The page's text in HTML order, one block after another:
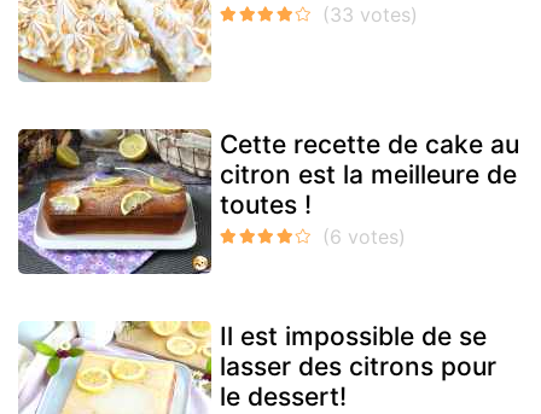
Cette recette de cake au
citron est la meilleure de
toutes !
Il est impossible de se
lasser des citrons pour
le dessert!